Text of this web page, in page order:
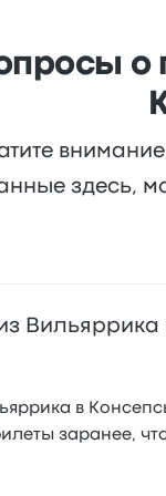
о
здесь,
Вильяррика
в
заранее,